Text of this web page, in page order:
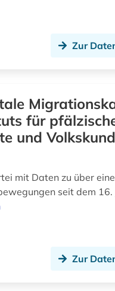
statistikdaten (1)
Zur
für
und
mit Daten zu über
seit dem 16.
Zur